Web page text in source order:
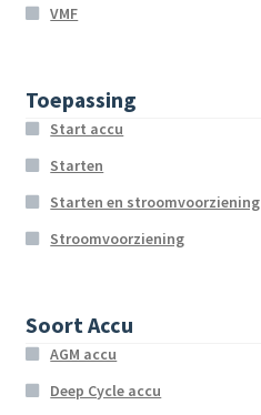
VMF
Toepassing
Start accu
Starten
Starten en stroomvoorziening
Stroomvoorziening
Soort Accu
AGM accu
Deep Cycle accu